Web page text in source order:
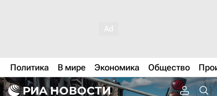
Политика В мире Экономика Общество